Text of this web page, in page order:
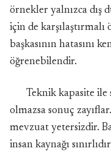
örnekler yalnızca dış
için de
başkasının hatasını
öğrenebilendir.
Teknik kapasite ile
olmazsa sonuç
mevzuat yetersizdir.
insan kaynağı